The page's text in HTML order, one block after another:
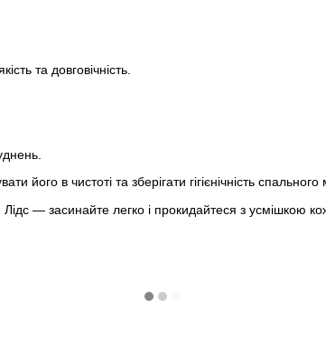
та довговічність.
його в чистоті та зберігати гігієнічність спального
— засинайте легко і прокидайтеся з усмішкою